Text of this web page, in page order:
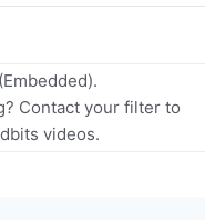
Contact your filter to
videos.